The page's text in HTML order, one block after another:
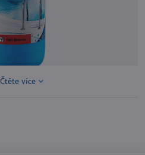
Čtěte více